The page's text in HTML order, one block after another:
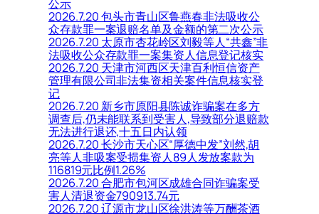
公示
2026.7.20 包头市青山区鲁燕春非法吸收公
众存款罪一案退赔名单及金额的第二次公示
2026.7.20 太原市杏花岭区刘毅等人“共鑫”非
法吸收公众存款罪一案集资人信息登记核实
2026.7.20 天津市河西区天津百利恒信资产
管理有限公司非法集资相关案件信息核实登
记
2026.7.20 新乡市原阳县陈诚诈骗案在多方
调查后,仍未能联系到受害人,导致部分退赔款
无法进行退还,十五日内认领
2026.7.20 长沙市天心区“厚德中发”刘然,胡
亮等人非吸案受损集资人89人发放案款为
116819元比例1.26%
2026.7.20 合肥市包河区成雄合同诈骗案受
害人清退资金790913.74元
2026.7.20 辽源市龙山区徐洪涛等万酬茶酒